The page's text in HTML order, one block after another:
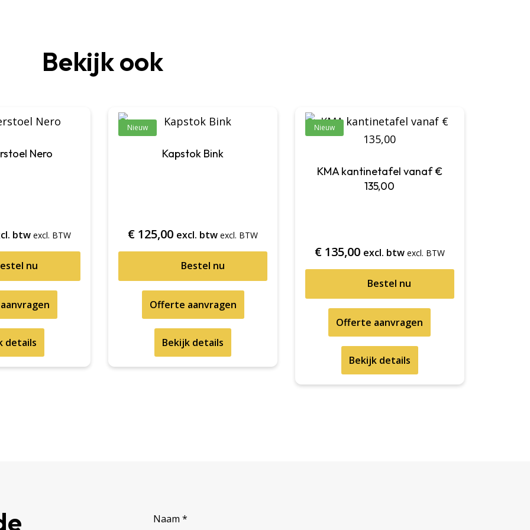
Bekijk ook
Nero
btw
nu
details
Kapstok Bink
Nieuw
€ 125,00 excl. btw
Bestel nu
Offerte aanvragen
Bekijk details
KMA kantinetafel vanaf €
135,00
Nieuw
€135,00 excl. btw
Bestel nu
Offerte aanvragen
Bekijk details
Naam